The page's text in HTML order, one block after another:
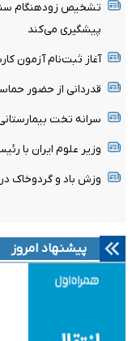
تشخیص زودهنگام
پیشگیری می‌کند
آغاز ثبت‌نام‌ آزمون
قدردانی از حضور
سرانه تخت بیمارستانی در استان
وزیر علوم ایران با
وزش باد و گردوخاک
پیشنهاد امروز